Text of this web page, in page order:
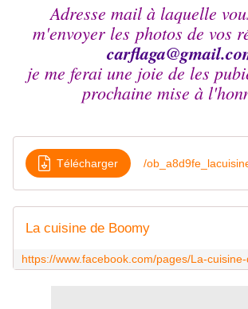
Adresse mail à laquelle
m'envoyer les photos de vos
carflaga@
je me ferai une joie de les
prochaine mise à
Télécharger
La cuisine de Boomy